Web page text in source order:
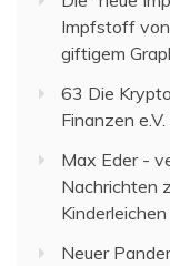
Impfstoff
giftigem
63 Die
Finanzen e.V.
Max Eder -
Nachrichten
Kinderleichen
Neuer